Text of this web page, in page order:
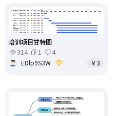
培训项目甘特图
314
1
4
EDlp9S3W
￥3